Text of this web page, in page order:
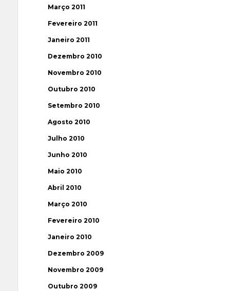
Março 2011
Fevereiro 2011
Janeiro 2011
Dezembro 2010
Novembro 2010
Outubro 2010
Setembro 2010
Agosto 2010
Julho 2010
Junho 2010
Maio 2010
Abril 2010
Março 2010
Fevereiro 2010
Janeiro 2010
Dezembro 2009
Novembro 2009
Outubro 2009